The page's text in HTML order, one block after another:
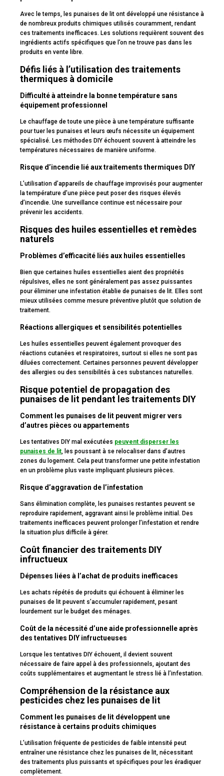
Avec le temps, les punaises de lit ont développé une résistance à
de nombreux produits chimiques utilisés couramment, rendant
ces traitements inefficaces. Les solutions requièrent souvent des
ingrédients actifs spécifiques que l’on ne trouve pas dans les
produits en vente libre.
Défis liés à l’utilisation des traitements
thermiques à domicile
Difficulté à atteindre la bonne température sans
équipement professionnel
Le chauffage de toute une pièce à une température suffisante
pour tuer les punaises et leurs œufs nécessite un équipement
spécialisé. Les méthodes DIY échouent souvent à atteindre les
températures nécessaires de manière uniforme.
Risque d’incendie lié aux traitements thermiques DIY
L’utilisation d’appareils de chauffage improvisés pour augmenter
la température d’une pièce peut poser des risques élevés
d’incendie. Une surveillance continue est nécessaire pour
prévenir les accidents.
Risques des huiles essentielles et remèdes
naturels
Problèmes d’efficacité liés aux huiles essentielles
Bien que certaines huiles essentielles aient des propriétés
répulsives, elles ne sont généralement pas assez puissantes
pour éliminer une infestation établie de punaises de lit. Elles sont
mieux utilisées comme mesure préventive plutôt que solution de
traitement.
Réactions allergiques et sensibilités potentielles
Les huiles essentielles peuvent également provoquer des
réactions cutanées et respiratoires, surtout si elles ne sont pas
diluées correctement. Certaines personnes peuvent développer
des allergies ou des sensibilités à ces substances naturelles.
Risque potentiel de propagation des
punaises de lit pendant les traitements DIY
Comment les punaises de lit peuvent migrer vers
d’autres pièces ou appartements
Les tentatives DIY mal exécutées peuvent disperser les
punaises de lit , les poussant à se relocaliser dans d’autres
zones du logement. Cela peut transformer une petite infestation
en un problème plus vaste impliquant plusieurs pièces.
Risque d’aggravation de l’infestation
Sans élimination complète, les punaises restantes peuvent se
reproduire rapidement, aggravant ainsi le problème initial. Des
traitements inefficaces peuvent prolonger l’infestation et rendre
la situation plus difficile à gérer.
Coût financier des traitements DIY
infructueux
Dépenses liées à l’achat de produits inefficaces
Les achats répétés de produits qui échouent à éliminer les
punaises de lit peuvent s’accumuler rapidement, pesant
lourdement sur le budget des ménages.
Coût de la nécessité d’une aide professionnelle après
des tentatives DIY infructueuses
Lorsque les tentatives DIY échouent, il devient souvent
nécessaire de faire appel à des professionnels, ajoutant des
coûts supplémentaires et augmentant le stress lié à l’infestation.
Compréhension de la résistance aux
pesticides chez les punaises de lit
Comment les punaises de lit développent une
résistance à certains produits chimiques
L’utilisation fréquente de pesticides de faible intensité peut
entraîner une résistance chez les punaises de lit, nécessitant
des traitements plus puissants et spécifiques pour les éradiquer
complètement.